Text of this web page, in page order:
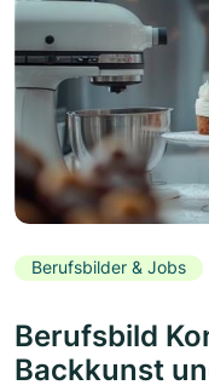
Berufsbilder & Jobs
Berufsbild
Backkunst